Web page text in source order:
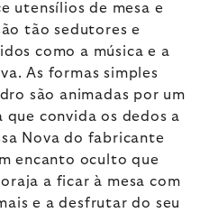
utensílios de mesa e
tão sedutores e
como a música e a
As formas simples
são animadas por um
que convida os dedos a
Nova do fabricante
encanto oculto que
a ficar à mesa com
e a desfrutar do seu